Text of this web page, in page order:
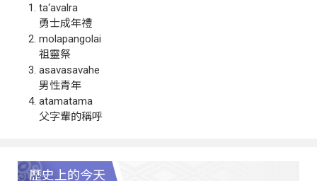
ta‘avalra
勇士成年禮
molapangolai
祖靈祭
asavasavahe
男性青年
atamatama
父字輩的稱呼
歷史上的今天